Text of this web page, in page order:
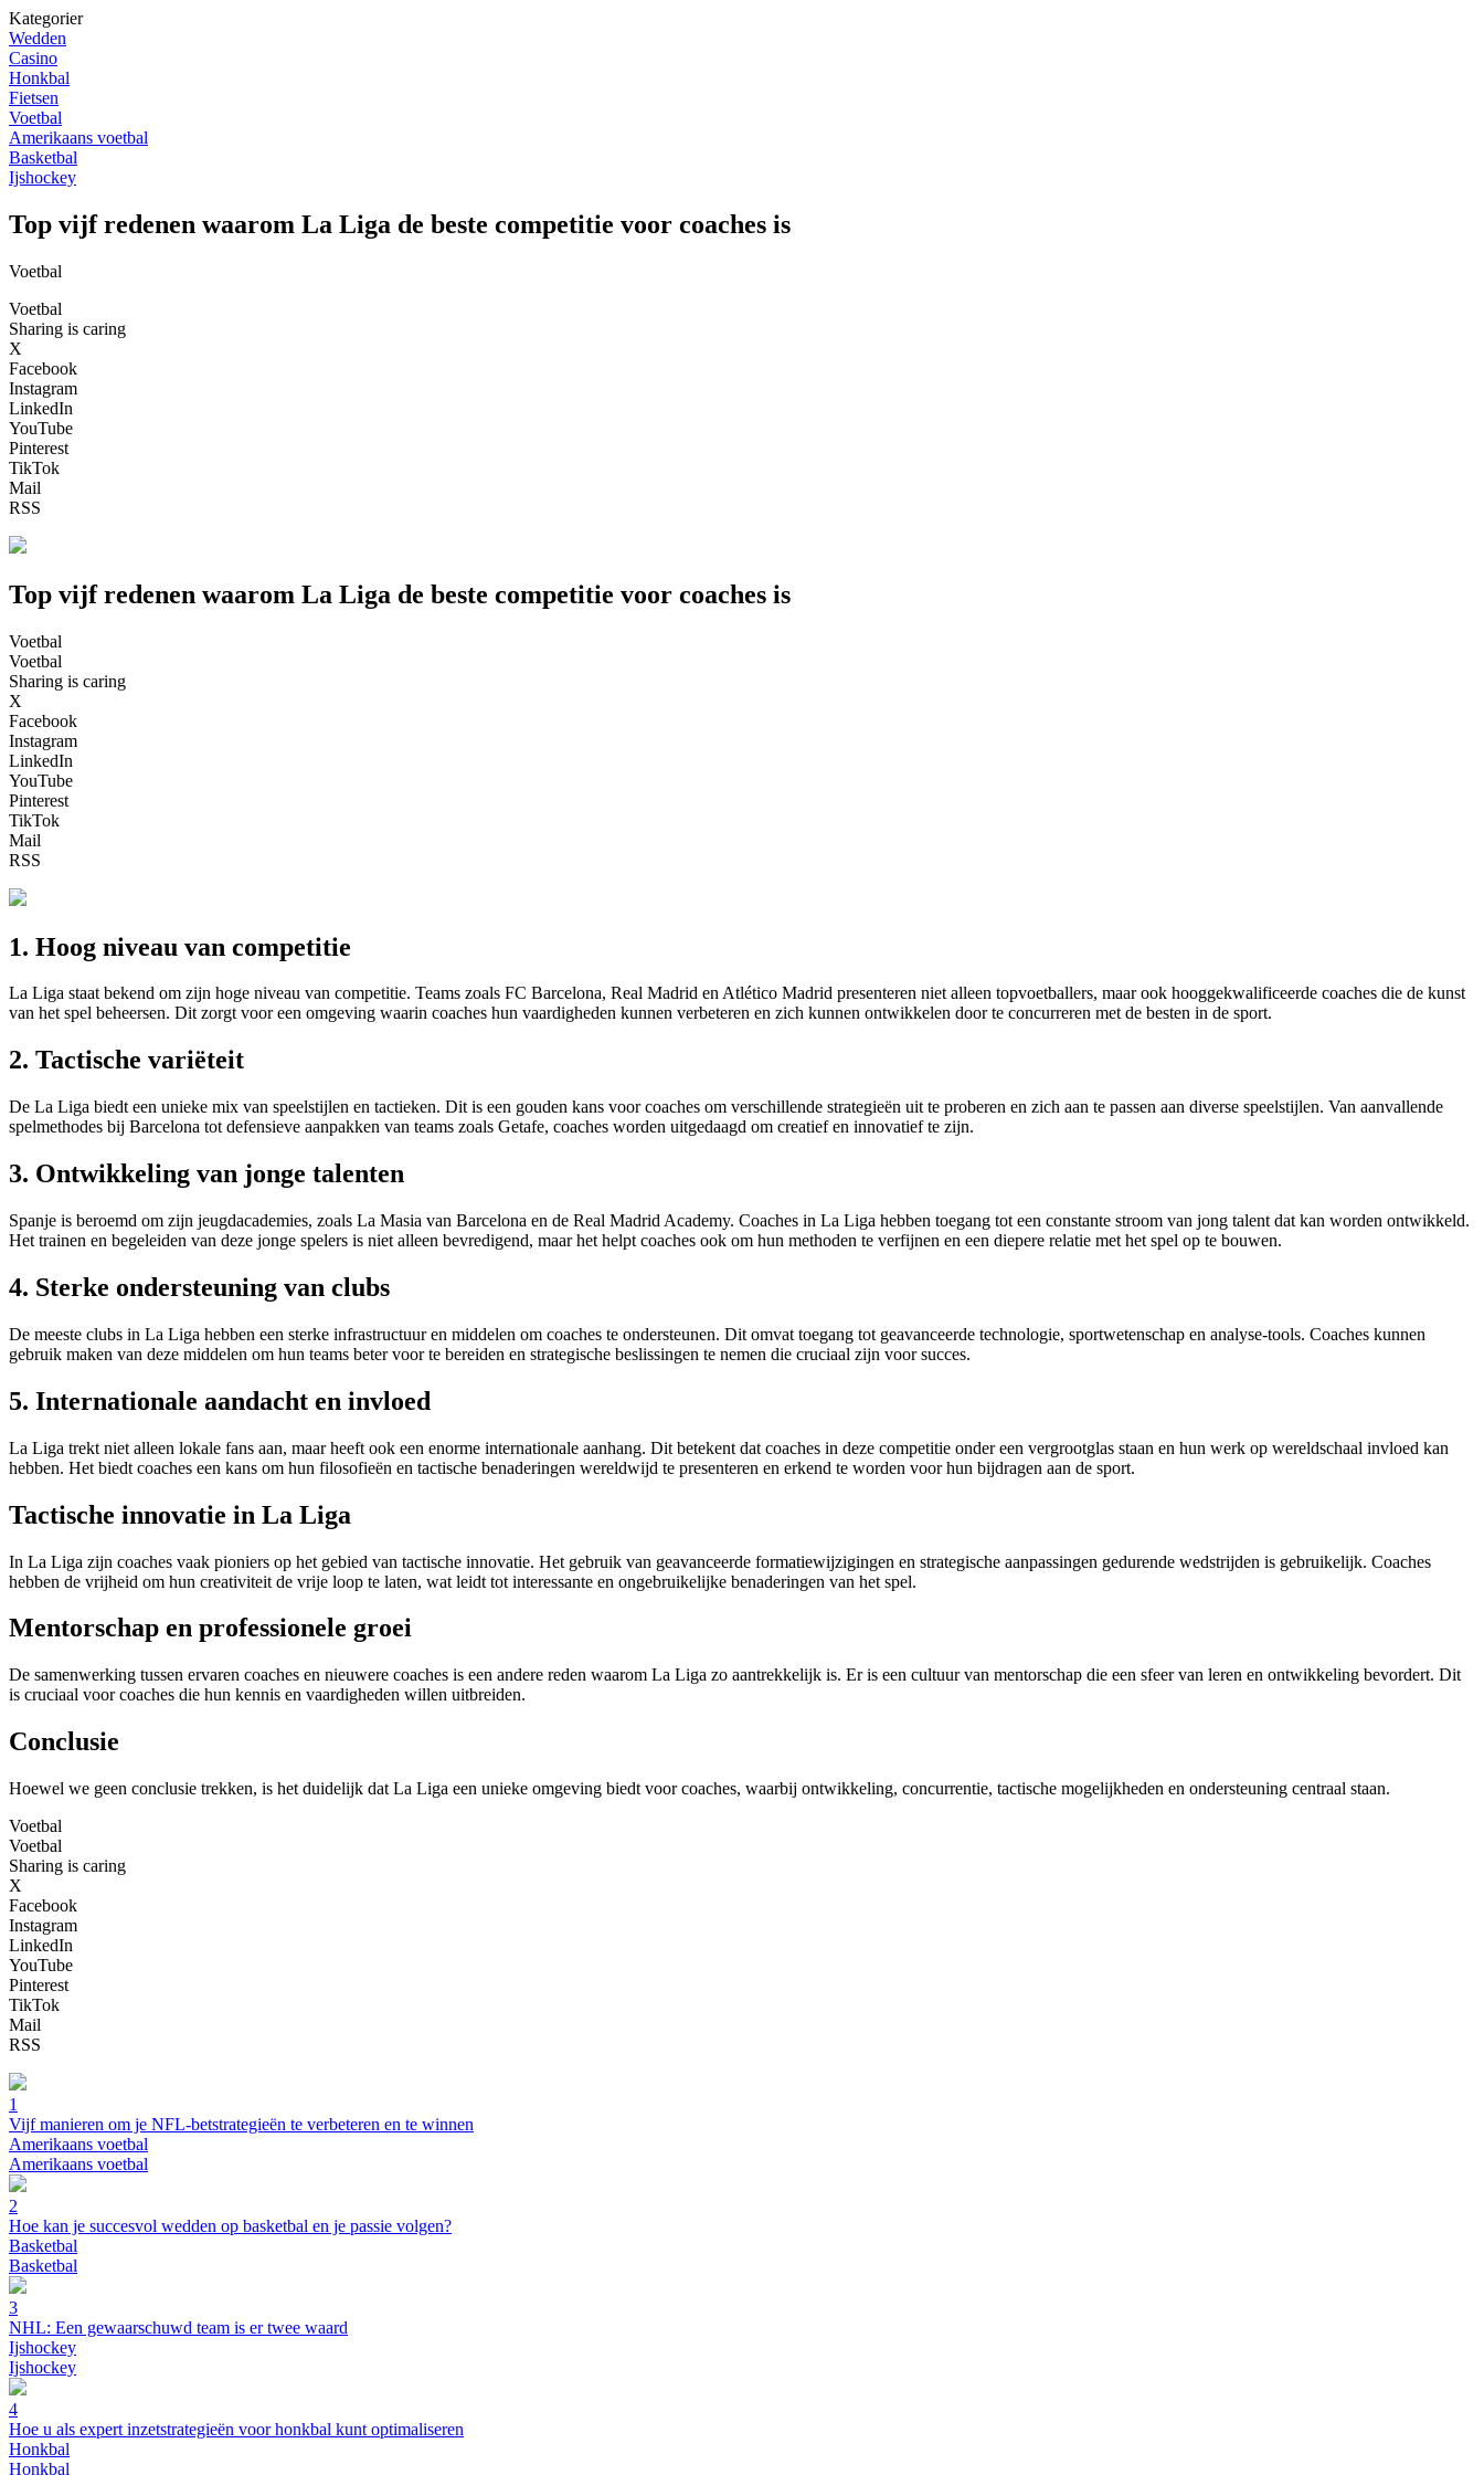
Kategorier
Wedden
Casino
Honkbal
Fietsen
Voetbal
Amerikaans voetbal
Basketbal
Ijshockey
Top vijf redenen waarom La Liga de beste competitie voor coaches is
Voetbal
Voetbal
Sharing is caring
X
Facebook
Instagram
LinkedIn
YouTube
Pinterest
TikTok
Mail
RSS
Top vijf redenen waarom La Liga de beste competitie voor coaches is
Voetbal
Voetbal
Sharing is caring
X
Facebook
Instagram
LinkedIn
YouTube
Pinterest
TikTok
Mail
RSS
1. Hoog niveau van competitie
La Liga staat bekend om zijn hoge niveau van competitie. Teams zoals FC Barcelona, Real Madrid en Atlético Madrid presenteren niet alleen topvoetballers, maar ook hooggekwalificeerde coaches die de kunst
van het spel beheersen. Dit zorgt voor een omgeving waarin coaches hun vaardigheden kunnen verbeteren en zich kunnen ontwikkelen door te concurreren met de besten in de sport.
2. Tactische variëteit
De La Liga biedt een unieke mix van speelstijlen en tactieken. Dit is een gouden kans voor coaches om verschillende strategieën uit te proberen en zich aan te passen aan diverse speelstijlen. Van aanvallende
spelmethodes bij Barcelona tot defensieve aanpakken van teams zoals Getafe, coaches worden uitgedaagd om creatief en innovatief te zijn.
3. Ontwikkeling van jonge talenten
Spanje is beroemd om zijn jeugdacademies, zoals La Masia van Barcelona en de Real Madrid Academy. Coaches in La Liga hebben toegang tot een constante stroom van jong talent dat kan worden ontwikkeld.
Het trainen en begeleiden van deze jonge spelers is niet alleen bevredigend, maar het helpt coaches ook om hun methoden te verfijnen en een diepere relatie met het spel op te bouwen.
4. Sterke ondersteuning van clubs
De meeste clubs in La Liga hebben een sterke infrastructuur en middelen om coaches te ondersteunen. Dit omvat toegang tot geavanceerde technologie, sportwetenschap en analyse-tools. Coaches kunnen
gebruik maken van deze middelen om hun teams beter voor te bereiden en strategische beslissingen te nemen die cruciaal zijn voor succes.
5. Internationale aandacht en invloed
La Liga trekt niet alleen lokale fans aan, maar heeft ook een enorme internationale aanhang. Dit betekent dat coaches in deze competitie onder een vergrootglas staan en hun werk op wereldschaal invloed kan
hebben. Het biedt coaches een kans om hun filosofieën en tactische benaderingen wereldwijd te presenteren en erkend te worden voor hun bijdragen aan de sport.
Tactische innovatie in La Liga
In La Liga zijn coaches vaak pioniers op het gebied van tactische innovatie. Het gebruik van geavanceerde formatiewijzigingen en strategische aanpassingen gedurende wedstrijden is gebruikelijk. Coaches
hebben de vrijheid om hun creativiteit de vrije loop te laten, wat leidt tot interessante en ongebruikelijke benaderingen van het spel.
Mentorschap en professionele groei
De samenwerking tussen ervaren coaches en nieuwere coaches is een andere reden waarom La Liga zo aantrekkelijk is. Er is een cultuur van mentorschap die een sfeer van leren en ontwikkeling bevordert. Dit
is cruciaal voor coaches die hun kennis en vaardigheden willen uitbreiden.
Conclusie
Hoewel we geen conclusie trekken, is het duidelijk dat La Liga een unieke omgeving biedt voor coaches, waarbij ontwikkeling, concurrentie, tactische mogelijkheden en ondersteuning centraal staan.
Voetbal
Voetbal
Sharing is caring
X
Facebook
Instagram
LinkedIn
YouTube
Pinterest
TikTok
Mail
RSS
1
Vijf manieren om je NFL-betstrategieën te verbeteren en te winnen
Amerikaans voetbal
Amerikaans voetbal
2
Hoe kan je succesvol wedden op basketbal en je passie volgen?
Basketbal
Basketbal
3
NHL: Een gewaarschuwd team is er twee waard
Ijshockey
Ijshockey
4
Hoe u als expert inzetstrategieën voor honkbal kunt optimaliseren
Honkbal
Honkbal